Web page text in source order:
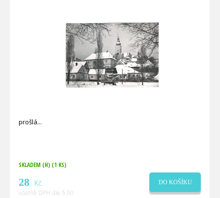
prošlá
SKLADEM (H) (1 KS)
28 Kč
včetně DPH dle § 90
DO KOŠÍKU